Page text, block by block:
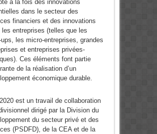
à la fois des innovations
dans le secteur des
financiers et des innovations
les entreprises (telles que les
les micro-entreprises, grandes
et entreprises privées-
Ces éléments font partie
de la réalisation d’un
économique durable.
est un travail de collaboration
dirigé par la Division du
du secteur privé et des
(PSDFD), de la CEA et de la